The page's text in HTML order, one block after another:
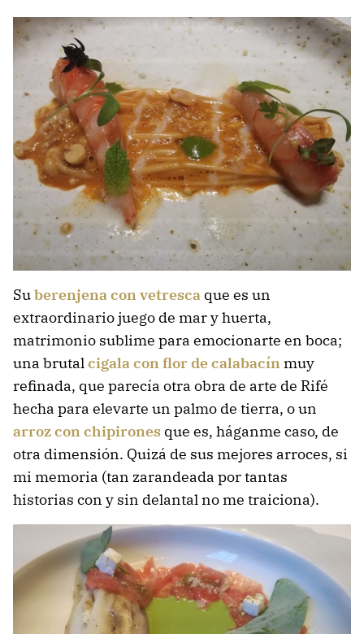
Suberenjena con vetresca que es un
extraordinario juego de mar y huerta,
matrimonio sublime para emocionarte en boca;
una brutalcigala con flor de calabacínmuy
refinada, que parecía otra obra de arte de Rifé
hecha para elevarte un palmo de tierra, o un
arroz con chipirones que es, háganme caso, de
otra dimensión. Quizá de sus mejores arroces, si
mi memoria (tan zarandeada por tantas
historias con y sin delantal no me traiciona).